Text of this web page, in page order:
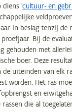
‘cultuur- en
in beslag tenzij de
Bij de
gehouden met
boer. Deze
de uiteinden van elk
worden. Het ras
en
die al